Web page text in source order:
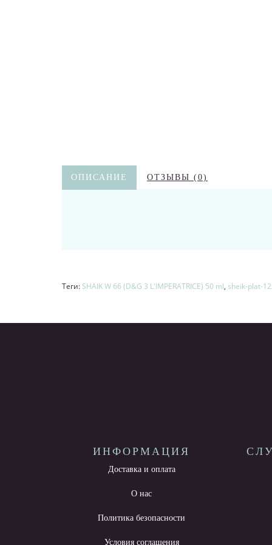
ОПИСАНИЕ ОТЗЫВЫ (0)
Теги: SHAIK W 66 (D&G 3 L'IMPERATRICE) 50 ml, sheik-plat-
ИНФОРМАЦИЯ
Доставка и оплата
О нас
Политика безопасности
Условия соглашения